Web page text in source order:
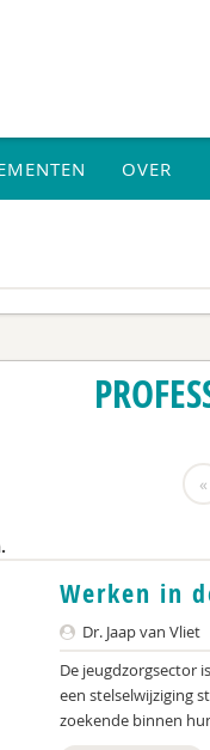
OVER
«
Werken in
Dr. Jaap van Vliet
De jeugdzorgsector
een stelselwijziging
zoekende binnen